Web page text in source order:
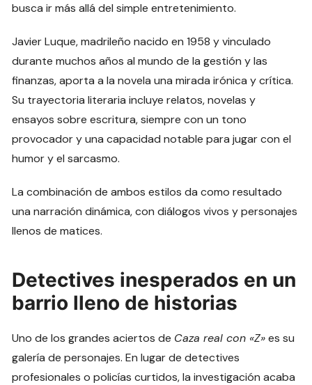
busca ir más allá del simple entretenimiento.
Javier Luque, madrileño nacido en 1958 y vinculado
durante muchos años al mundo de la gestión y las
finanzas, aporta a la novela una mirada irónica y crítica.
Su trayectoria literaria incluye relatos, novelas y
ensayos sobre escritura, siempre con un tono
provocador y una capacidad notable para jugar con el
humor y el sarcasmo.
La combinación de ambos estilos da como resultado
una narración dinámica, con diálogos vivos y personajes
llenos de matices.
Detectives inesperados en un
barrio lleno de historias
Uno de los grandes aciertos de Caza real con «Z»es su
galería de personajes. En lugar de detectives
profesionales o policías curtidos, la investigación acaba